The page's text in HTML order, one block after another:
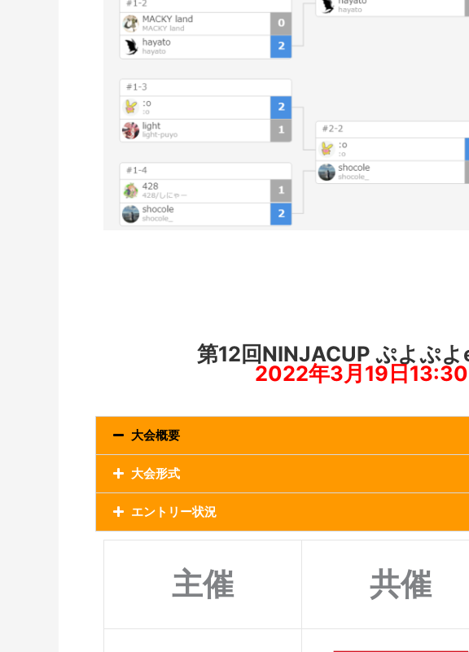
第12回NINJACUP ぷよぷ
2022年3月19日
大会概要
大会形式
エントリー状況
主催 共催